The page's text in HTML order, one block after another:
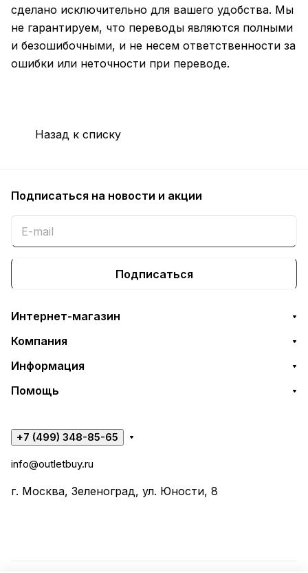
сделано исключительно для вашего удобства. Мы
не гарантируем, что переводы являются полными
и безошибочными, и не несем ответственности за
ошибки или неточности при переводе.
Назад к списку
Подписаться на новости и акции
Подписаться
Интернет-магазин
Компания
Информация
Помощь
+7 (499) 348-85-65
info@outletbuy.ru
г. Москва, Зеленоград, ул. Юности, 8